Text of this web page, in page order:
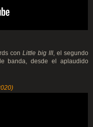
con Little big III, el segundo
banda, desde el aplaudido